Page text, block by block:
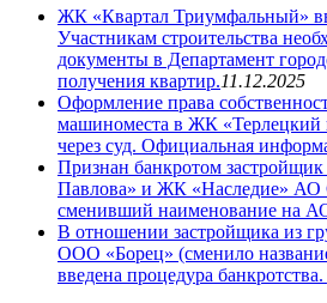
ЖК «Квартал Триумфальный»
Участникам строительства
документы в Департамент
получения квартир.11.12.2025
Оформление права
машиноместа в ЖК «Терлецкий
через суд. Официальная
Признан банкротом
Павлова» и ЖК «Наследие» АО
сменивший наименование на
В отношении застройщика из
ООО «Борец» (сменило
введена процедура